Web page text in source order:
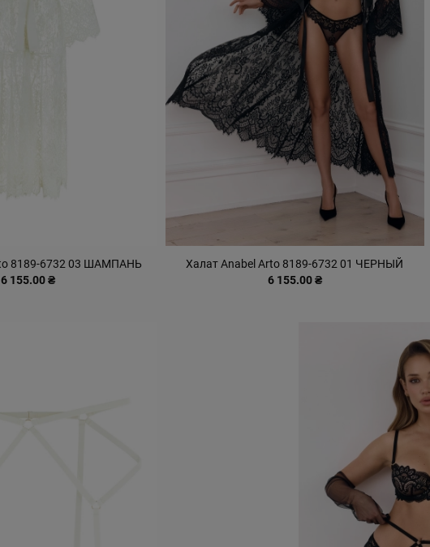
8189-6732 03 ШАМПАНЬ
6 155.00 ₴
Халат Anabel Arto 8189-6732 01 ЧЕРНЫЙ
6 155.00 ₴